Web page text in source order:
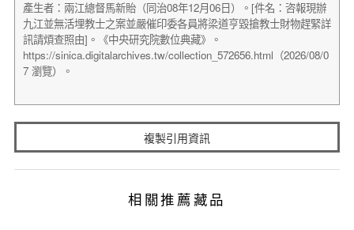
複製引用資訊
相關推薦藏品